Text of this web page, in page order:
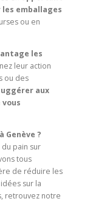
emballages
ou en
les
leur action
ou des
aux
Genève ?
pain sur
tous
de réduire les
sur la
retrouvez notre